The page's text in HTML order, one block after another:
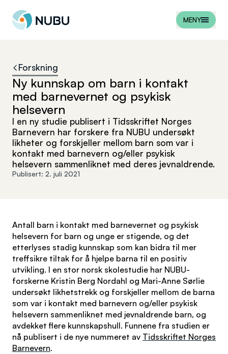
Til forsiden
MENY
Forskning
Ny kunnskap om barn i kontakt
med barnevernet og psykisk
helsevern
I en ny studie publisert i Tidsskriftet Norges
Barnevern har forskere fra NUBU undersøkt
likheter og forskjeller mellom barn som var i
kontakt med barnevern og/eller psykisk
helsevern sammenliknet med deres jevnaldrende.
Publisert: 2. juli 2021
Antall barn i kontakt med barnevernet og psykisk
helsevern for barn og unge er stigende, og det
etterlyses stadig kunnskap som kan bidra til mer
treffsikre tiltak for å hjelpe barna til en positiv
utvikling. I en stor norsk skolestudie har NUBU-
forskerne Kristin Berg Nordahl og Mari-Anne Sørlie
undersøkt likhetstrekk og forskjeller mellom de barna
som var i kontakt med barnevern og/eller psykisk
helsevern sammenliknet med jevnaldrende barn, og
avdekket flere kunnskapshull. Funnene fra studien er
nå publisert i de nye nummeret av Tidsskriftet Norges
Barnevern.